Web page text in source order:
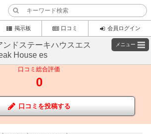
掲示板 口コミ 会員ログイン
ドステーキハウスエス
House es
メニュー
口コミ総合評価
0
口コミを投稿する